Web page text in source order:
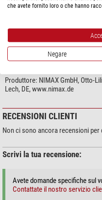
microfibra SPUDZ pulisce alla
SPUDZ pulisce le impronte delle
polvere da lenti ed altre superfici
Dimensioni: circa 15 x 15cm.
SPUDZ pulisce:
- occhiali
- occhiali da sci
- cannocchiali
- cellulari
- CD e DVD
- Fotocamere, ecc
Agganciate SPUDZ a:
- portachiavi
SPECIFICHE
SICUREZZA DEL PRODOTTO
Produttore: NIMAX GmbH, Otto-
Lech, DE, www.nimax.de
RECENSIONI CLIENTI
Non ci sono ancora recensioni
Scrivi la tua recensione:
Avete domande specifiche sul
Contattate il nostro servizio
che avete fornito loro o che hanno
Negare